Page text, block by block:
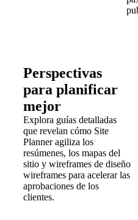
Perspectivas
para planificar
mejor
Explora guías detalladas
que revelan cómo Site
Planner agiliza los
resúmenes, los mapas del
sitio y wireframes de diseño
wireframes para acelerar las
aprobaciones de los
clientes.